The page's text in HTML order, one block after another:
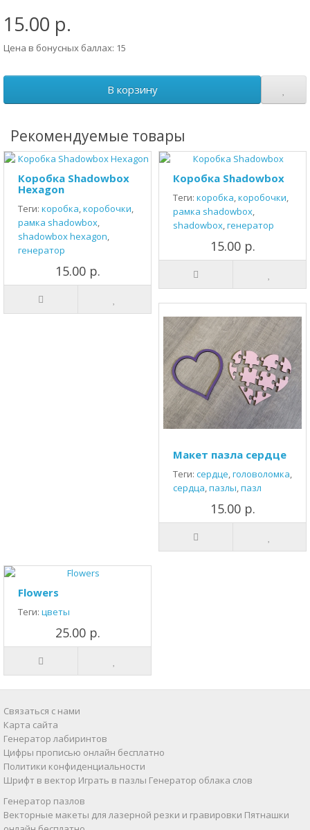
15.00 р.
Цена в бонусных баллах: 15
В корзину
Рекомендуемые товары
Коробка Shadowbox
Hexagon
Теги: коробка,коробочки,
рамка shadowbox,
shadowbox hexagon,
генератор
15.00 р.
Коробка Shadowbox
Теги: коробка,коробочки,
рамка shadowbox,
shadowbox,генератор
15.00 р.
Макет пазла сердце
Теги: сердце,головоломка,
сердца,пазлы,пазл
15.00 р.
Flowers
Теги: цветы
25.00 р.
Связаться с нами
Карта сайта
Генератор лабиринтов
Цифры прописью онлайн бесплатно
Политики конфиденциальности
Шрифт в вектор Играть в пазлы Генератор облака слов
Генератор пазлов
Векторные макеты для лазерной резки и гравировки Пятнашки